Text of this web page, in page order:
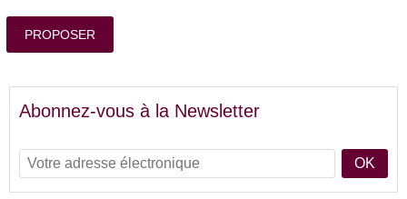
PROPOSER
Abonnez-vous à la Newsletter
OK